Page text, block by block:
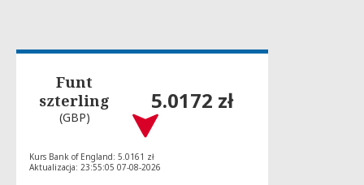
Funt
szterling
(GBP)
5.0172 zł
Kurs Bank of England: 5.0161 zł
Aktualizacja: 23:55:05 07-08-2026